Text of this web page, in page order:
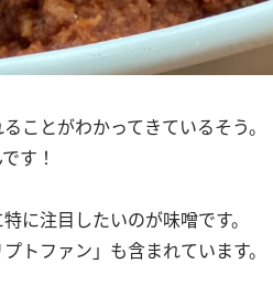
ことがわかってきているそう。
す！
に注目したいのが味噌です。
トファン」も含まれています。